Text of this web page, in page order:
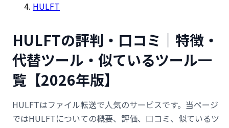
HULFT
HULFTの評判・口コミ｜特徴・
代替ツール・似ているツール一
覧【2026年版】
HULFTはファイル転送で人気のサービスです。当ページ
ではHULFTについての概要、評価、口コミ、似ているツ